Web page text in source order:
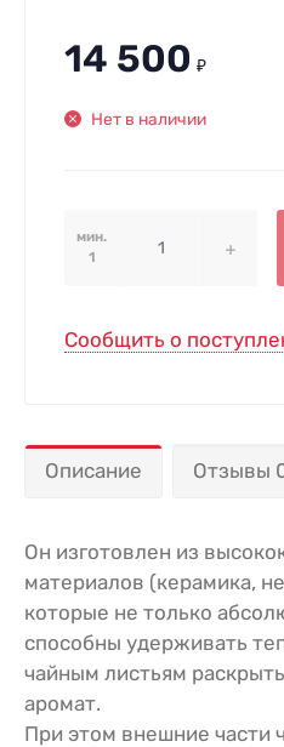
14 500 ₽
Нет в наличии
мин.
1
Сообщить о
Описание Отзывы
Он изготовлен из
материалов (керамика,
которые не только
способны удерживать
чайным листьям
аромат.
При этом внешние части